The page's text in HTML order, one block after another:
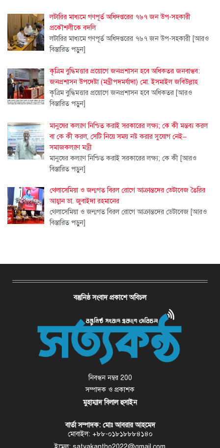
লটারির মাধ্যমে গণপূর্ত অধিদপ্তরের ৭৬৭ জন উপ-সহকারী
প্রকৌশলীকে বদলি
লটারির মাধ্যমে গণপূর্ত অধিদপ্তরের ৭৬৭ জন উপ-সহকারী [আরও
বিস্তারিত পড়ুন]
কৃত্রিম বুদ্ধিমত্তার প্রয়োগে জনপ্রশাসন হবে অধিকতর জনবান্ধব:
জনপ্রশাসন উপদেষ্টা (মন্ত্রীপদমর্যাদা) মো. ইসমাইল জবিউল্লাহ
কৃত্রিম বুদ্ধিমত্তার প্রয়োগে জনপ্রশাসন হবে অধিকতর [আরও
বিস্তারিত পড়ুন]
মানুষের কল্যাণ নিশ্চিত করাই সরকারের লক্ষ্য; কে কী মন্তব্য করল
বা কে কী করল, সেটি নিয়ে সময় নষ্ট করার সুযোগ নেই–
সমাজকল্যাণ মন্ত্রী
মানুষের কল্যাণ নিশ্চিত করাই সরকারের লক্ষ্য; কে কী [আরও
বিস্তারিত পড়ুন]
থেলাসেমিয়া ও জন্মগত বিরল রোগে আক্রান্তদের ডেটাবেজ তৈরির
আহ্বান ডা. জুবাইদা রহমানের
থেলাসেমিয়া ও জন্মগত বিরল রোগে আক্রান্তদের ডেটাবেজ [আরও
বিস্তারিত পড়ুন]
বস্তুনিষ্ঠ সংবাদ প্রকাশে অবিচল
নিবন্ধন নম্বর 200
সম্পাদক ও প্রকাশক
মুহাম্মাদ বিলাল হুসাইন
বার্তা সম্পাদক: মোঃ আবরার আহমেদ
মোবাইল: +৮৮-০১৮১৮৮৮৪১৪০